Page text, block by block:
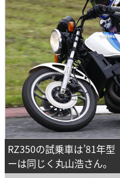
RZ350の試乗車は’81年
ーは同じく丸山浩さん。